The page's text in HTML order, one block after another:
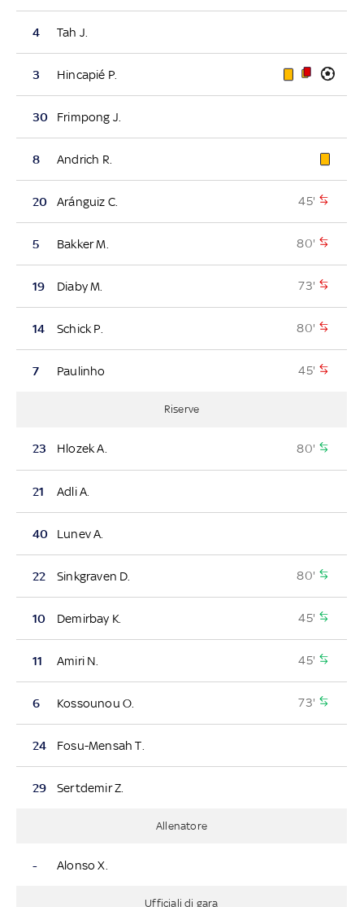
4 Tah J.
3 Hincapié P.
30 Frimpong J.
8 Andrich R.
20 Aránguiz C. 45'
5 Bakker M. 80'
19 Diaby M. 73'
14 Schick P. 80'
7 Paulinho 45'
Riserve
23 Hlozek A. 80'
21 Adli A.
40 Lunev A.
22 Sinkgraven D. 80'
10 Demirbay K. 45'
11 Amiri N. 45'
6 Kossounou O. 73'
24 Fosu-Mensah T.
29 Sertdemir Z.
Allenatore
- Alonso X.
Ufficiali di gara